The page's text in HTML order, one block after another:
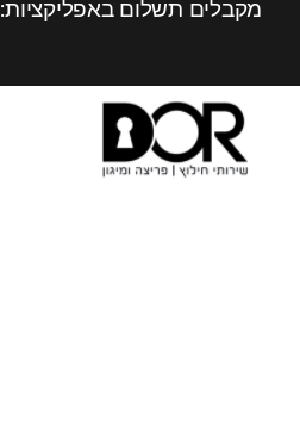
מקבלים תשלום באפליקציות: